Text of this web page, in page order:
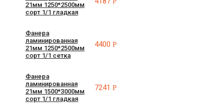
21мм 1250*2500мм
сорт 1/1 гладкая
Фанера
ламинированная
21мм 1250*2500мм
сорт 1/1 сетка
4400Р
Фанера
ламинированная
21мм 1500*3000мм
сорт 1/1 гладкая
7241Р